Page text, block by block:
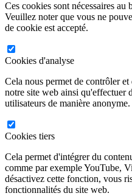
Ces cookies sont nécessaires
Veuillez noter que vous ne
de cookie est accepté.
Cookies d'analyse
Cela nous permet de contrôler
notre site web ainsi qu'effectuer
utilisateurs de manière anonyme.
Cookies tiers
Cela permet d'intégrer du
comme par exemple YouTube,
désactivez cette fonction, vous
fonctionnalités du site web.